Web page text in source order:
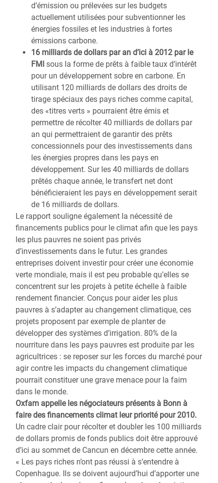
d’émission ou prélevées sur les budgets
actuellement utilisées pour subventionner les
énergies fossiles et les industries à fortes
émissions carbone.
16 milliards de dollars par an d’ici à 2012 par le
FMI sous la forme de prêts à faible taux d’intérêt
pour un développement sobre en carbone. En
utilisant 120 milliards de dollars des droits de
tirage spéciaux des pays riches comme capital,
des «titres verts » pourraient être émis et
permettre de récolter 40 milliards de dollars par
an qui permettraient de garantir des prêts
concessionnels pour des investissements dans
les énergies propres dans les pays en
développement. Sur les 40 milliards de dollars
prêtés chaque année, le transfert net dont
bénéficieraient les pays en développement serait
de 16 milliards de dollars.
Le rapport souligne également la nécessité de
financements publics pour le climat afin que les pays
les plus pauvres ne soient pas privés
d’investissements dans le futur. Les grandes
entreprises doivent investir pour créer une économie
verte mondiale, mais il est peu probable qu’elles se
concentrent sur les projets à petite échelle à faible
rendement financier. Conçus pour aider les plus
pauvres à s’adapter au changement climatique, ces
projets proposent par exemple de planter de
développer des systèmes d’irrigation. 80% de la
nourriture dans les pays pauvres est produite par les
agricultrices : se reposer sur les forces du marché pour
agir contre les impacts du changement climatique
pourrait constituer une grave menace pour la faim
dans le monde.
Oxfam appelle les négociateurs présents à Bonn à
faire des financements climat leur priorité pour 2010.
Un cadre clair pour récolter et doubler les 100 milliards
de dollars promis de fonds publics doit être approuvé
d’ici au sommet de Cancun en décembre cette année.
« Les pays riches n’ont pas réussi à s’entendre à
Copenhague. Ils se doivent aujourd’hui d’apporter une